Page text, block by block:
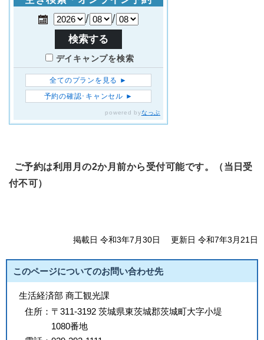
ご予約は利用月の2か月前から受付可能です。（当日受
付不可）
掲載日 令和3年7月30日 更新日 令和7年3月21日
このページについてのお問い合わせ先
生活経済部 商工観光課
住所： 〒311-3192 茨城県東茨城郡茨城町大字小堤
1080番地